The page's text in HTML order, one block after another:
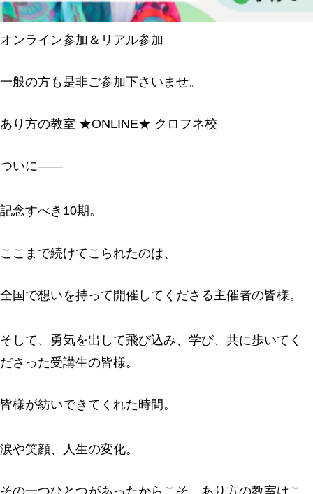
オンライン参加＆リアル参加
一般の方も是非ご参加下さいませ。
あり方の教室 ★ONLINE★ クロフネ校
ついに――
記念すべき10期。
ここまで続けてこられたのは、
全国で想いを持って開催してくださる主催者の皆様。
そして、勇気を出して飛び込み、学び、共に歩いてく
ださった受講生の皆様。
皆様が紡いできてくれた時間。
涙や笑顔、人生の変化。